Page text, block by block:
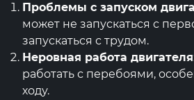
Проблемы с запуском
может не запускаться с
запускаться с трудом.
Неровная работа двигателя
работать с перебоями,
ходу.